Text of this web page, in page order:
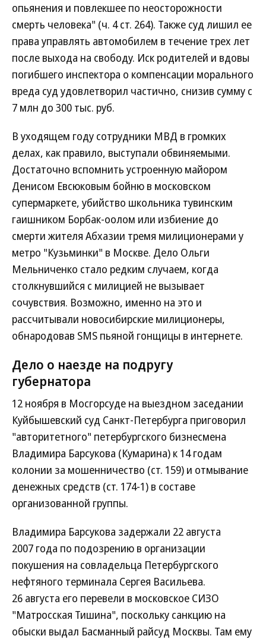
опьянения и повлекшее по неосторожности
смерть человека" (ч. 4 ст. 264). Также суд лишил ее
права управлять автомобилем в течение трех лет
после выхода на свободу. Иск родителей и вдовы
погибшего инспектора о компенсации морального
вреда суд удовлетворил частично, снизив сумму с
7 млн до 300 тыс. руб.
В уходящем году сотрудники МВД в громких
делах, как правило, выступали обвиняемыми.
Достаточно вспомнить устроенную майором
Денисом Евсюковым бойню в московском
супермаркете, убийство школьника тувинским
гаишником Борбак-оолом или избиение до
смерти жителя Абхазии тремя милиционерами у
метро "Кузьминки" в Москве. Дело Ольги
Мельниченко стало редким случаем, когда
столкнувшийся с милицией не вызывает
сочувствия. Возможно, именно на это и
рассчитывали новосибирские милиционеры,
обнародовав SMS пьяной гонщицы в интернете.
Дело о наезде на подругу
губернатора
12 ноября в Мосгорсуде на выездном заседании
Куйбышевский суд Санкт-Петербурга приговорил
"авторитетного" петербургского бизнесмена
Владимира Барсукова (Кумарина) к 14 годам
колонии за мошенничество (ст. 159) и отмывание
денежных средств (ст. 174-1) в составе
организованной группы.
Владимира Барсукова задержали 22 августа
2007 года по подозрению в организации
покушения на совладельца Петербургского
нефтяного терминала Сергея Васильева.
26 августа его перевели в московское СИЗО
"Матросская Тишина", поскольку санкцию на
обыски выдал Басманный райсуд Москвы. Там ему